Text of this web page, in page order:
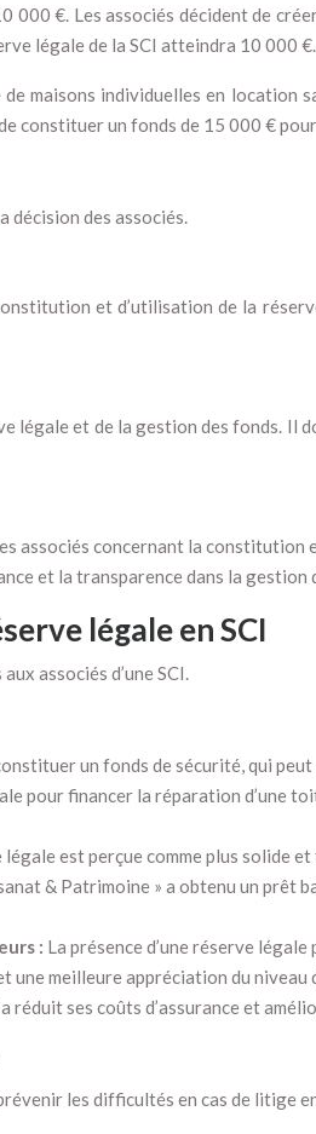
000 €. Les associés décident de
légale de la SCI atteindra 10 000 €.
maisons individuelles en
constituer un fonds de 15 000 €
des associés.
et d’utilisation de la
légale et de la gestion des fonds.
associés concernant la
et la transparence dans la gestion
légale en SCI
associés d’une SCI.
un fonds de sécurité, qui
pour financer la réparation
légale est perçue comme plus solide
& Patrimoine » a obtenu un
: La présence d’une réserve
meilleure appréciation du niveau
réduit ses coûts d’assurance et
les difficultés en cas de litige